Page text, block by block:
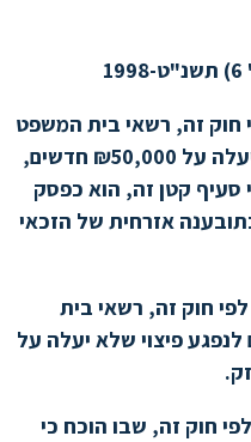
חוק זה, רשאי בית המשפט
לחייבו לשלם לנפגע פיצוי שלא יעלה על ₪50,000 חדשים,
סעיף קטן זה, הוא כפסק
אזרחית של הזכאי
חוק זה, רשאי בית
פיצוי שלא יעלה על
חוק זה, שבו הוכח כי